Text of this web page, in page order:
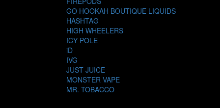
GO HOOKAH BOUTIQUE LIQUIDS
HASHTAG
HIGH WHEELERS
ICY POLE
iD
IVG
JUST JUICE
MONSTER VAPE
MR. TOBACCO